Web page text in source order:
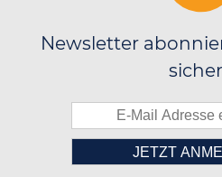
Newsletter